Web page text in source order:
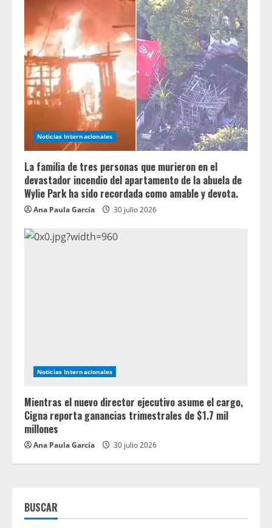
Noticias Internacionales
La familia de tres personas que murieron en el
devastador incendio del apartamento de la abuela de
Wylie Park ha sido recordada como amable y devota.
Ana Paula García 30 julio 2026
Noticias Internacionales
Mientras el nuevo director ejecutivo asume el cargo,
Cigna reporta ganancias trimestrales de $1.7 mil
millones
Ana Paula García 30 julio 2026
BUSCAR